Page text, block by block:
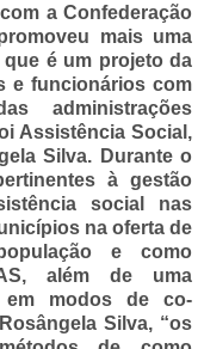
a Confederação
mais uma
que é um projeto da
e funcionários com
administrações
Assistência Social,
Silva. Durante o
à gestão
social nas
na oferta de
e como
além de uma
em modos de co-
Silva, “os